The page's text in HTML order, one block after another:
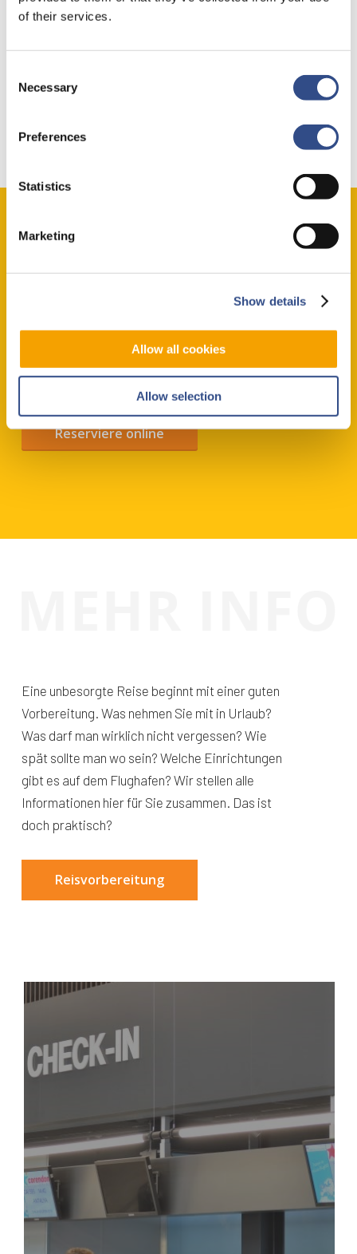
of their services.
Selection
Necessary
Preferences
Statistics
Marketing
Show details
Allow all cookies
Allow selection
Reservieren Sie jetzt schon
Günstige Tarife
Einfach und schnell
Reserviere online
Eine unbesorgte Reise beginnt mit einer guten
Vorbereitung. Was nehmen Sie mit in Urlaub?
Was darf man wirklich nicht vergessen? Wie
spät sollte man wo sein? Welche Einrichtungen
gibt es auf dem Flughafen? Wir stellen alle
Informationen hier für Sie zusammen. Das ist
doch praktisch?
Reisvorbereitung
Karte